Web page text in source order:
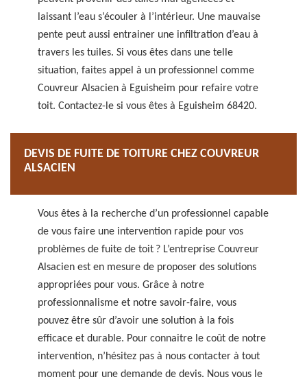
laissant l’eau s’écouler à l’intérieur. Une mauvaise
pente peut aussi entrainer une infiltration d’eau à
travers les tuiles. Si vous êtes dans une telle
situation, faites appel à un professionnel comme
Couvreur Alsacien à Eguisheim pour refaire votre
toit. Contactez-le si vous êtes à Eguisheim 68420.
DEVIS DE FUITE DE TOITURE CHEZ COUVREUR
ALSACIEN
Vous êtes à la recherche d’un professionnel capable
de vous faire une intervention rapide pour vos
problèmes de fuite de toit ? L’entreprise Couvreur
Alsacien est en mesure de proposer des solutions
appropriées pour vous. Grâce à notre
professionnalisme et notre savoir-faire, vous
pouvez être sûr d’avoir une solution à la fois
efficace et durable. Pour connaitre le coût de notre
intervention, n’hésitez pas à nous contacter à tout
moment pour une demande de devis. Nous vous le